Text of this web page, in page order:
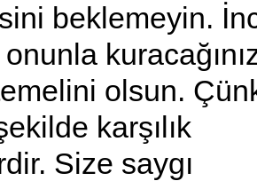
beklemeyin.
olsun.
karşılık
Size saygı